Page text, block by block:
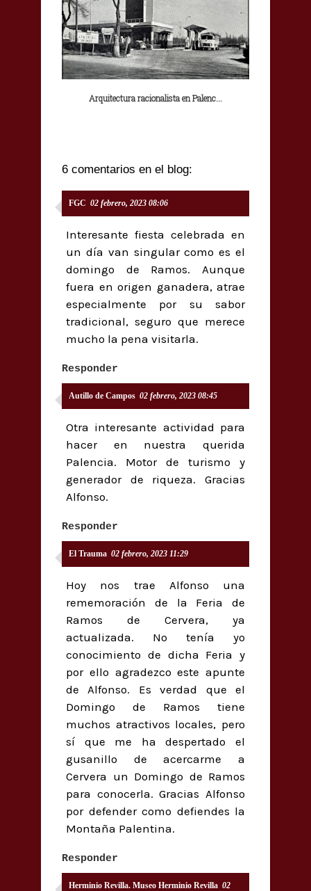
Arquitectura racionalista en Palenc...
6 comentarios en el blog:
FGC 02 febrero, 2023 08:06
Interesante fiesta celebrada en
un día van singular como es el
domingo de Ramos. Aunque
fuera en origen ganadera, atrae
especialmente por su sabor
tradicional, seguro que merece
mucho la pena visitarla.
Responder
Autillo de Campos 02 febrero, 2023 08:45
Otra interesante actividad para
hacer en nuestra querida
Palencia. Motor de turismo y
generador de riqueza. Gracias
Alfonso.
Responder
El Trauma 02 febrero, 2023 11:29
Hoy nos trae Alfonso una
rememoración de la Feria de
Ramos de Cervera, ya
actualizada. No tenía yo
conocimiento de dicha Feria y
por ello agradezco este apunte
de Alfonso. Es verdad que el
Domingo de Ramos tiene
muchos atractivos locales, pero
sí que me ha despertado el
gusanillo de acercarme a
Cervera un Domingo de Ramos
para conocerla. Gracias Alfonso
por defender como defiendes la
Montaña Palentina.
Responder
Herminio Revilla. Museo Herminio Revilla 02